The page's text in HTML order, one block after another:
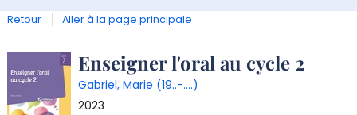
Retour Aller à la page principale
Détail
document
Enseigner l'oral au cycle 2
Gabriel, Marie (19..-....)
2023